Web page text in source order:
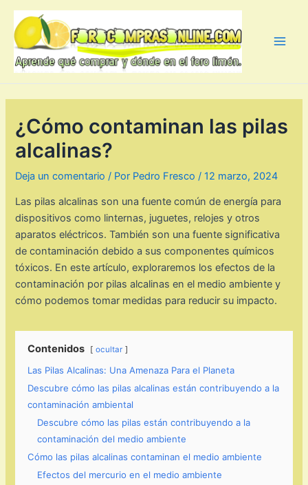
contenido
¿Cómo contaminan las pilas
alcalinas?
Deja un comentario / Por Pedro Fresco /12 marzo, 2024
Las pilas alcalinas son una fuente común de energía para
dispositivos como linternas, juguetes, relojes y otros
aparatos eléctricos. También son una fuente significativa
de contaminación debido a sus componentes químicos
tóxicos. En este artículo, exploraremos los efectos de la
contaminación por pilas alcalinas en el medio ambiente y
cómo podemos tomar medidas para reducir su impacto.
Contenidos ocultar
Las Pilas Alcalinas: Una Amenaza Para el Planeta
Descubre cómo las pilas alcalinas están contribuyendo a la
contaminación ambiental
Descubre cómo las pilas están contribuyendo a la
contaminación del medio ambiente
Cómo las pilas alcalinas contaminan el medio ambiente
Efectos del mercurio en el medio ambiente